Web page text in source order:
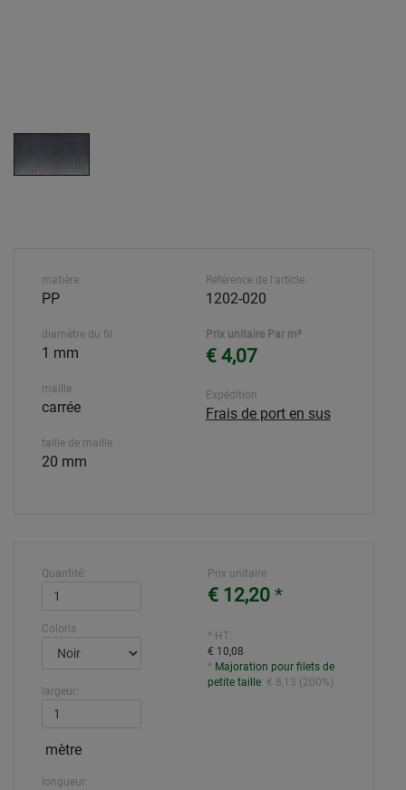
matière
PP
diamètre du fil
1 mm
maille
carrée
taille de maille
20 mm
Référence de l'article
1202-020
Prix unitaire Par m²
€ 4,07
Expédition
Frais de port en sus
Quantité:
Coloris
largeur:
mètre
longueur:
Prix unitaire
€ 12,20 *
* HT:
€ 10,08
* Majoration pour filets de
petite taille: € 8,13 (200%)